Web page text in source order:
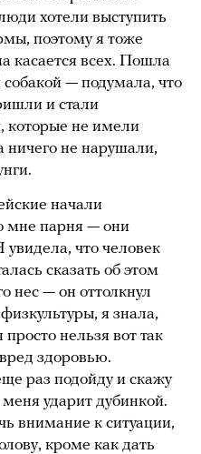
хотели выступить
поэтому я тоже
касается всех. Пошла
собакой — подумала, что
и стали
которые не имели
ничего не нарушали,
начали
мне парня — они
увидела, что человек
сказать об этом
нес — он оттолкнул
я знала,
нельзя вот так
здоровью.
раз подойду и скажу
ударит дубинкой.
внимание к ситуации,
кроме как дать